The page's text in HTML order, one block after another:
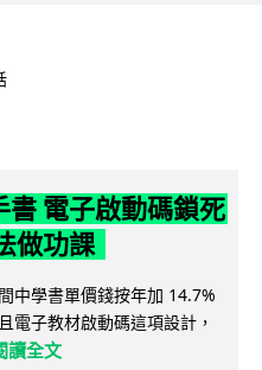
書 電子啟動碼鎖死
做功課
中學書單價錢按年加 14.7%
電子教材啟動碼這項設計，
讀全文